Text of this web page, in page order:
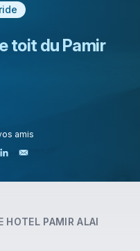
toit du Pamir
amis
HOTEL PAMIR ALAI